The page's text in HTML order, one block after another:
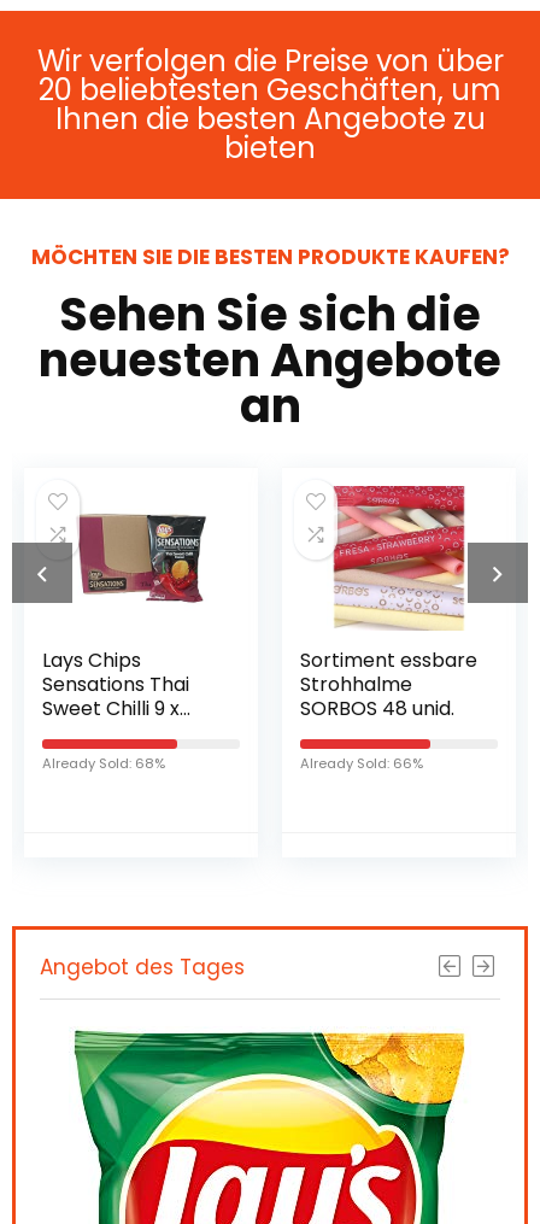
Wir verfolgen die Preise von über
20 beliebtesten Geschäften, um
Ihnen die besten Angebote zu
bieten
MÖCHTEN SIE DIE BESTEN PRODUKTE KAUFEN?
Sehen Sie sich die
neuesten Angebote
an
Lays Chips
Sensations Thai
Sweet Chilli 9 x
150g Karton
Already Sold: 68%
Sortiment essbare
Strohhalme
SORBOS 48 unid.
Already Sold: 66%
Angebot des Tages